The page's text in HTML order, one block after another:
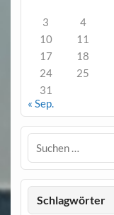
3
4
10
11
17
18
24
25
31
« Sep.
Schlagwörter